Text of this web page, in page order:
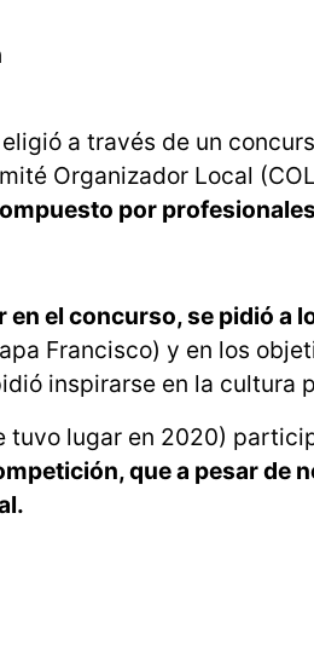
a través de un
Organizador Local
por
el concurso, se pidió a
Francisco) y en los
inspirarse en la cultura
tuvo lugar en 2020)
que a pesar de